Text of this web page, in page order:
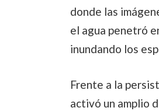
donde las
el agua penetró
inundando los
Frente a la
activó un amplio